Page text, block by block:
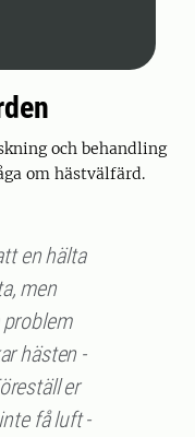
och behandling
om hästvälfärd.
en hälta
men
hästen -
er
få luft -